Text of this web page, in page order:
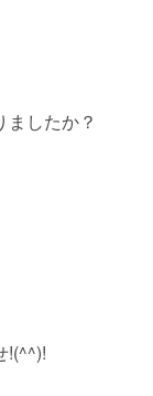
したか？
!(^^)!